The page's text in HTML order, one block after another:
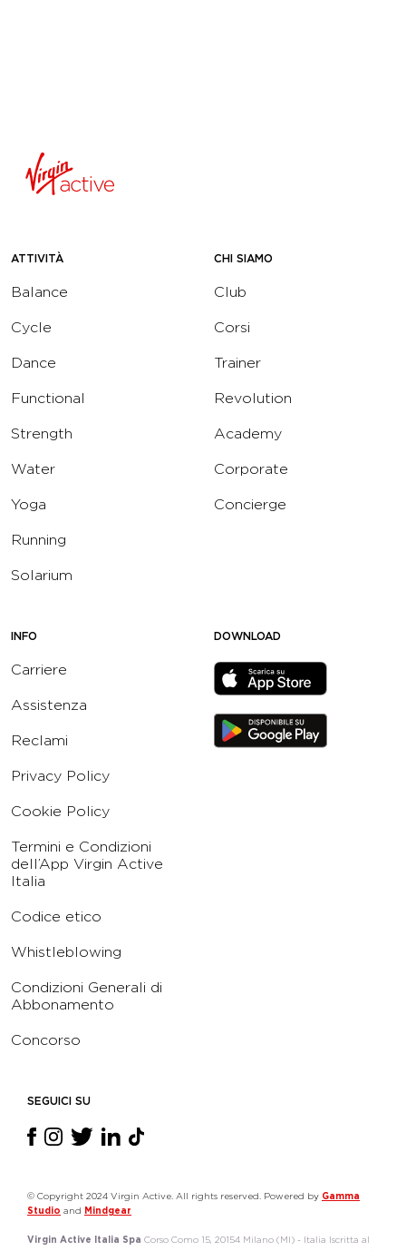
ATTIVITÀ
Balance
Cycle
Dance
Functional
Strength
Water
Yoga
Running
Solarium
CHI SIAMO
Club
Corsi
Trainer
Revolution
Academy
Corporate
Concierge
INFO
Carriere
Assistenza
Reclami
Privacy Policy
Cookie Policy
Termini e Condizioni
dell’App Virgin Active
Italia
Codice etico
Whistleblowing
Condizioni Generali di
Abbonamento
Concorso
DOWNLOAD
SEGUICI SU
© Copyright 2024 Virgin Active. All rights reserved. Powered by Gamma
Studio and Mindgear
Virgin Active Italia Spa Corso Como 15, 20154 Milano (MI) - Italia Iscritta al